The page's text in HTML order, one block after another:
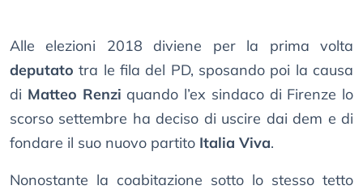
Alle elezioni 2018 diviene per la prima volta
deputato tra le fila del PD, sposando poi la causa
di Matteo Renzi quando l’ex sindaco di Firenze lo
scorso settembre ha deciso di uscire dai dem e di
fondare il suo nuovo partito Italia Viva.
Nonostante la coabitazione sotto lo stesso tetto